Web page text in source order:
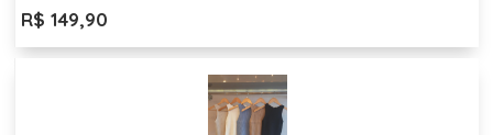
R$ 149,90